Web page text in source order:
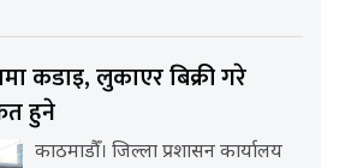
कडाइ, लुकाएर बिक्री गरे
हुने
काठमाडौँ। जिल्ला प्रशासन कार्यालय